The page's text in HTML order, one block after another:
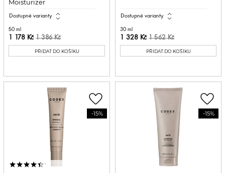
Moisturizer
Dostupné varianty expand_all
50 ml
1 178 Kč1 386 Kč
PŘIDAT DO KOŠÍKU
Dostupné varianty expand_all
30 ml
1 328 Kč1 562 Kč
PŘIDAT DO KOŠÍKU
-15%
favorite_border
-15%
favorite_border